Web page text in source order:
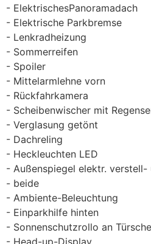
ElektrischesPanoramadach
Elektrische Parkbremse
Lenkradheizung
Sommerreifen
Spoiler
Mittelarmlehne vorn
Rückfahrkamera
Scheibenwischer mit
Verglasung getönt
Dachreling
Heckleuchten LED
Außenspiegel elektr. verstell-
beide
Ambiente-Beleuchtung
Einparkhilfe hinten
Sonnenschutzrollo an
Head-up-Display